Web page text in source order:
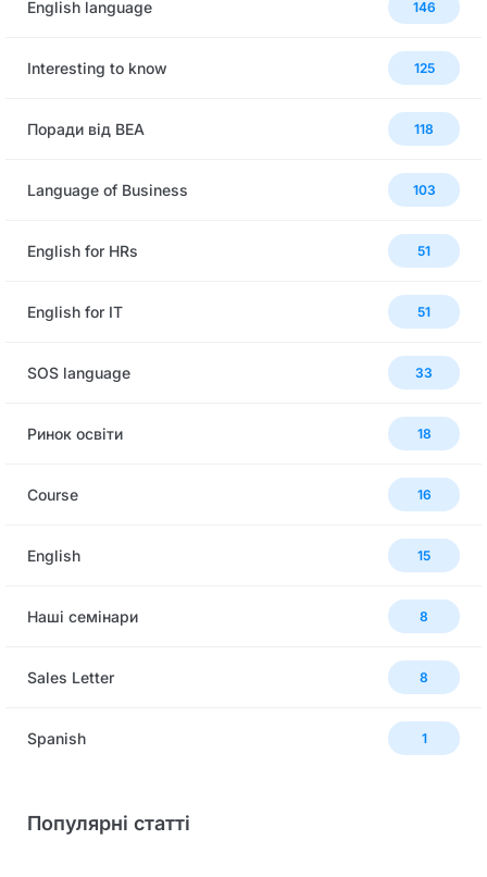
English language 146
Interesting to know 125
Поради від BEA 118
Language of Business 103
English for HRs 51
English for IT 51
SOS language 33
Ринок освіти 18
Сourse 16
English 15
Наші семінари 8
Sales Letter 8
Spanish 1
Популярні статті